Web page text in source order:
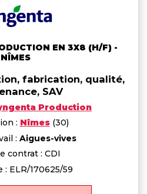
EN 3X8 (H/F) -
NÎMES
fabrication, qualité,
SAV
Production
: Nîmes(30)
: Aigues-vives
contrat : CDI
: ELR/170625/59